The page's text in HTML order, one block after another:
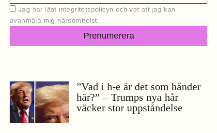
Jag har läst integritetspolicyn och vet att jag kan
avanmäla mig närsomhelst.
Prenumerera
”Vad i h-e är det som händer
här?” – Trumps nya hår
väcker stor uppståndelse